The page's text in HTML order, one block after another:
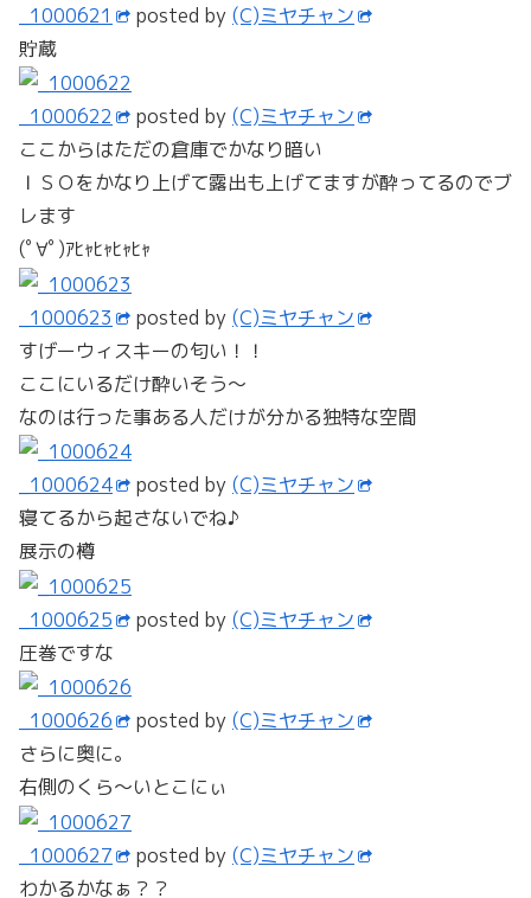
_1000621 posted by (C)ミヤチャン
貯蔵
_1000622 posted by (C)ミヤチャン
ここからはただの倉庫でかなり暗い
ＩＳＯをかなり上げて露出も上げてますが酔ってるのでブ
レます
(ﾟ∀ﾟ)ｱﾋｬﾋｬﾋｬﾋｬ
_1000623 posted by (C)ミヤチャン
すげーウィスキーの匂い！！
ここにいるだけ酔いそう～
なのは行った事ある人だけが分かる独特な空間
_1000624 posted by (C)ミヤチャン
寝てるから起さないでね♪
展示の樽
_1000625 posted by (C)ミヤチャン
圧巻ですな
_1000626 posted by (C)ミヤチャン
さらに奥に。
右側のくら～いとこにぃ
_1000627 posted by (C)ミヤチャン
わかるかなぁ？？